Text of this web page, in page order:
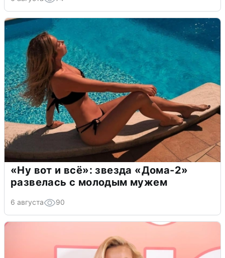
«Ну вот и всё»: звезда «Дома-2»
развелась с молодым мужем
6 августа 90